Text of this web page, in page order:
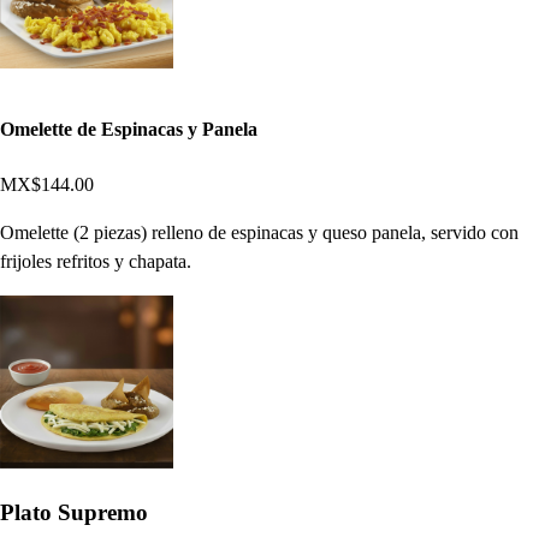
Omelette de Espinacas y Panela
MX$144.00
Omelette (2 piezas) relleno de espinacas y queso panela, servido con
frijoles refritos y chapata.
Plato Supremo